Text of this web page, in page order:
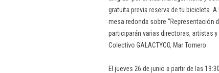
gratuita previa reserva de tu bicicleta.
mesa redonda sobre “Representación
participarán varias directoras, artistas
Colectivo GALACTYCO, Mar Tornero.
El jueves 26 de junio a partir de las